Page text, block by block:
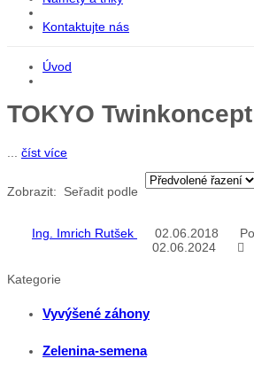
Kontaktujte nás
Úvod
TOKYO
číst více
Zobrazit: Seřadit podle
Ing. Imrich Rutšek 02.06.2018
02.06.2024
Kategorie
Vyvýšené záhony
Zelenina-semena